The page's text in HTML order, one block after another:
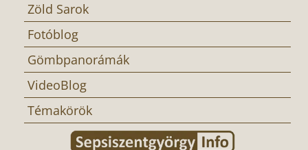
Zöld Sarok
Fotóblog
Gömbpanorámák
VideoBlog
Témakörök